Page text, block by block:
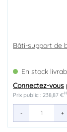
Bâti-support de
En stock
Connectez-vous
Prix public : 238,87 €
- +